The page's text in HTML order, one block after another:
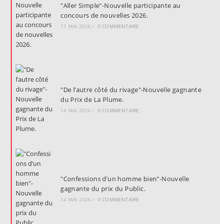
"Aller Simple"-Nouvelle participante au
concours de nouvelles 2026.
17 MAI 2026 / 0 COMMENTAIRE
"De l’autre côté du rivage"-Nouvelle gagnante
du Prix de La Plume.
14 MAI 2026 / 0 COMMENTAIRE
"Confessions d’un homme bien"-Nouvelle
gagnante du prix du Public.
14 MAI 2026 / 0 COMMENTAIRE